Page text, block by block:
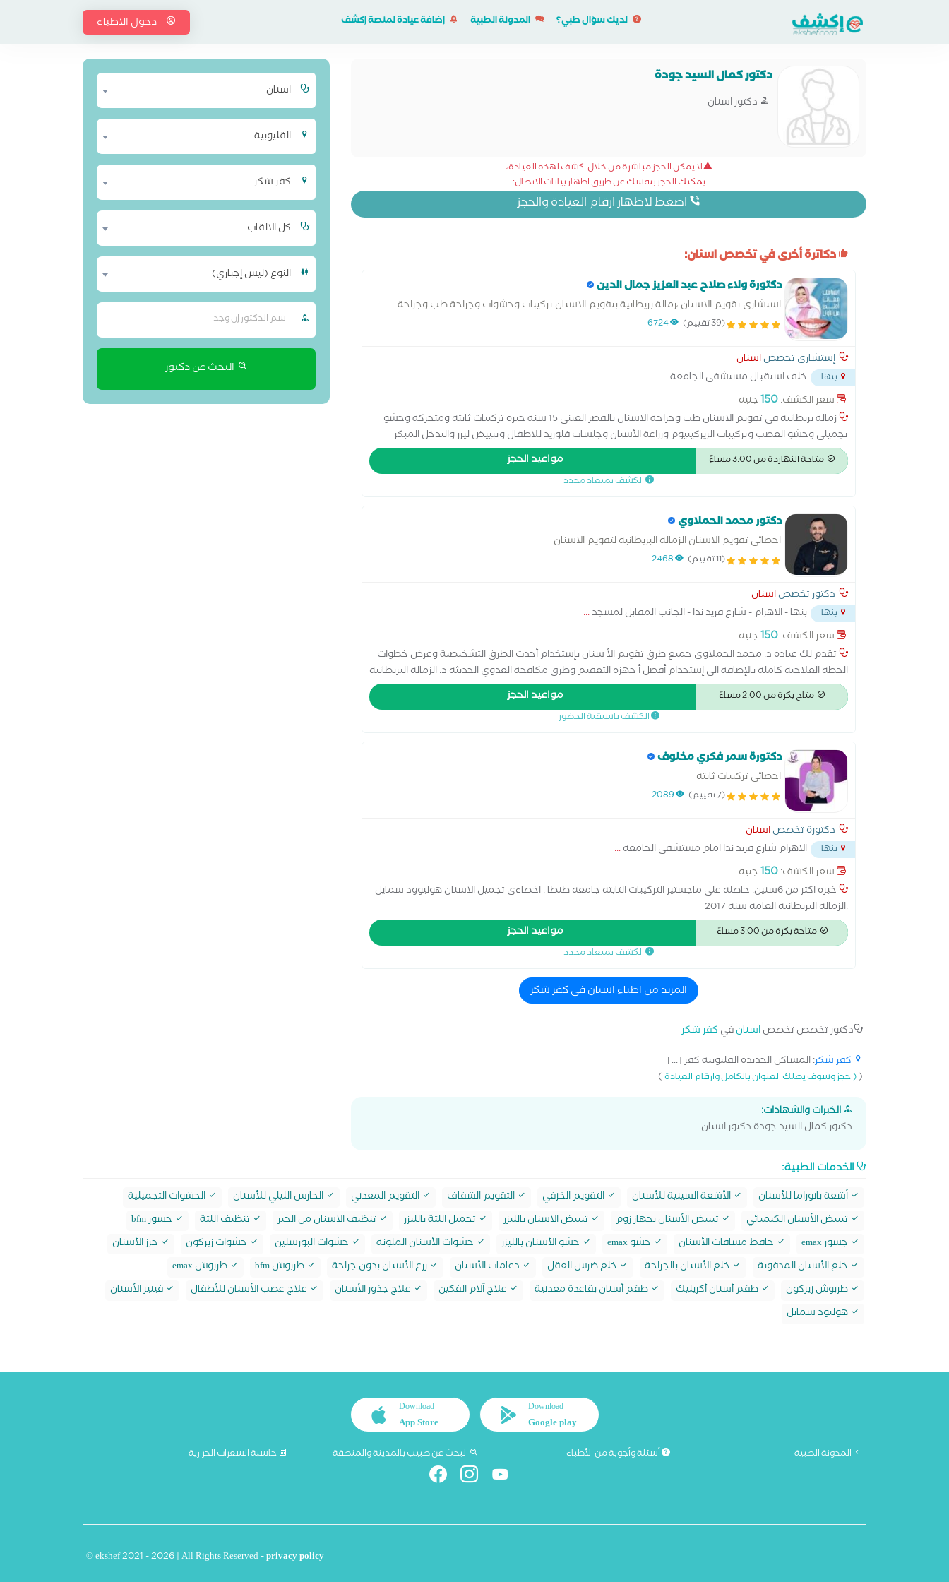
لديك سؤال طبي؟ المدونة الطبية إضافة عيادة لمنصة إكشف دخول الاطباء
دكتور كمال السيد جودة
دكتور اسنان
لا يمكن الحجز مباشرة من خلال اكشف لهذه العيادة،
يمكنك الحجز بنفسك عن طريق اظهار بيانات الاتصال:
اضغط لاظهار ارقام العيادة والحجز
دكاترة أخرى في تخصص اسنان:
دكتورة ولاء صلاح عبد العزيز جمال الدين
استشارى تقويم الاسنان ،زمالة بريطانية بتقويم الاسنان تركيبات وحشوات وجراحة طب وجراحة
الاسنان بالقصر العينى
(39 تقييم) 6724
إستشاري تخصصاسنان
بنها خلف استقبال مستشفى الجامعة...
سعر الكشف:150جنيه
زمالة بريطانيه فى تقويم الاسنان طب وجراحة الاسنان بالقصر العينى 15 سنة خبرة تركيبات ثابته ومتحركة وحشو
تجميلى وحشو العصب وتركيبات الزيركينيوم وزراعة الأسنان وجلسات فلوريد للاطفال وتبييض ليزر والتدخل المبكر
لعلاج تقدم وتأخر الفكين بالتقويم
متاحة النهاردة من 3:00 مساءً مواعيد الحجز
الكشف بميعاد محدد
دكتور محمد الحملاوي
اخصائي تقويم الاسنان الزماله البريطانيه لتقويم الاسنان
(11 تقييم) 2468
دكتور تخصصاسنان
بنها بنها - الاهرام - شارع فريد ندا - الجانب المقابل لمسجد...
سعر الكشف:150جنيه
تقدم لك عياده د. محمد الحملاوي جميع طرق تقويم الأ سنان بإستخدام أحدث الطرق التشخيصية وعرض خطوات
الخطه العلاجيه كامله بالإضافة الي إستخدام أفضل أ جهزه التعقيم وطرق مكافحة العدوي الحديثه د. الزماله البريطانيه
لتقويم الاسنان كليه الجراحين الملكيه ب إنجلترا بالاضافه الي فريق طبي متخصص في تجميل و زراعه الاسنان
متاح بكرة من 2:00 مساءً مواعيد الحجز
الكشف باسبقية الحضور
دكتورة سمر فكري مخلوف
اخصائى تركيبات ثابته
(7 تقييم) 2089
دكتورة تخصصاسنان
بنها الاهرام شارع فريد ندا امام مستشفى الجامعه...
سعر الكشف:150جنيه
خبره اكتر من 6سنين. حاصله على ماجستير التركيبات الثابته جامعه طنطا . اخصاءى تجميل الاسنان هوليوود سمايل
.الزماله البريطانيه العامه سنه 2017
متاحة بكرة من 3:00 مساءً مواعيد الحجز
الكشف بميعاد محدد
المزيد من اطباء اسنان في كفر شكر
دكتور تخصص تخصصاسنانفي كفر شكر
كفر شكر: المساكن الجديدة القليوبية كفر [...]
((احجز وسوف يصلك العنوان بالكامل وارقام العيادة)
الخبرات والشهادات:
دكتور كمال السيد جودة دكتور اسنان
اسنان
القليوبية
كفر شكر
كل الالقاب
النوع (ليس إجباري)
البحث عن دكتور
الخدمات الطبية:
أشعة بانوراما للأسنان الأشعة السينية للأسنان التقويم الخزفي التقويم الشفاف التقويم المعدني الحارس الليلي للأسنان
الحشوات التجميلية
تبييض الأسنان الكيميائي
تبييض الأسنان بجهاز زوم تبييض الاسنان بالليزر تجميل اللثة بالليزر تنظيف الاسنان من الجير تنظيف اللثة
جسور bfm
جسور emax
حافظ مسافات الأسنان حشو emax حشو الأسنان بالليزر حشوات الأسنان الملونة حشوات البورسلين حشوات زيركون
خرز الأسنان
خلع الأسنان المدفونة
خلع الأسنان بالجراحة خلع ضرس العقل دعامات الأسنان زرع الأسنان بدون جراحة طربوش bfm
طربوش emax
طربوش زيركون
طقم أسنان أكريليك طقم أسنان بقاعدة معدنية علاج آلام الفكين علاج جذور الأسنان علاج عصب الأسنان للأطفال
فينير الأسنان
هوليود سمايل
Download
Google play
Download
App Store
المدونة الطبية أسئلة وأجوبة من الأطباء البحث عن طبيب بالمدينة والمنطقة حاسبة السعرات الحرارية
© ekshef 2021 - 2026 | All Rights Reserved -privacy policy